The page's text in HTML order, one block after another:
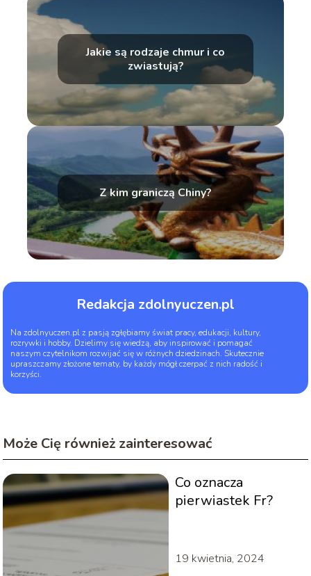
Jakie są rodzaje chmur i co
zwiastują?
Z kim graniczą Chiny?
Redakcja zdolnyuczen.pl
Na zdolnyuczen.pl z pasją zgłębiamy świat pracy, edukacji, kultury,
rozrywki i hobby. Dzielimy się wiedzą, aby inspirować i pomagać
naszym czytelnikom rozwijać się w różnych dziedzinach. Skutecznie
upraszczamy złożone tematy, by każdy mógł czerpać z nich radość i
korzyści.
Może Cię również zainteresować
Co oznacza
pierwiastek Fr?
19 kwietnia, 2024